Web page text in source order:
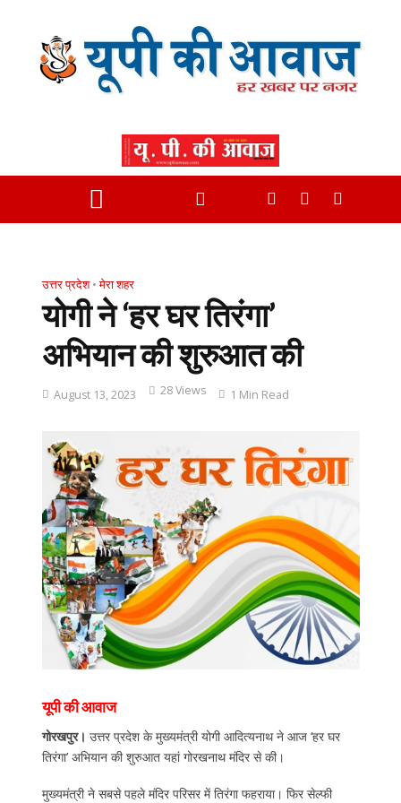
उत्तर प्रदेश • मेरा शहर
योगी ने ‘हर घर तिरंगा’
अभियान की शुरुआत की
August 13, 2023 28 Views 1 Min Read
यूपी की आवाज
गोरखपुर। उत्तर प्रदेश के मुख्यमंत्री योगी आदित्यनाथ ने आज ‘हर घर
तिरंगा’ अभियान की शुरुआत यहां गोरखनाथ मंदिर से की।
मुख्यमंत्री ने सबसे पहले मंदिर परिसर में तिरंगा फहराया। फिर सेल्फी